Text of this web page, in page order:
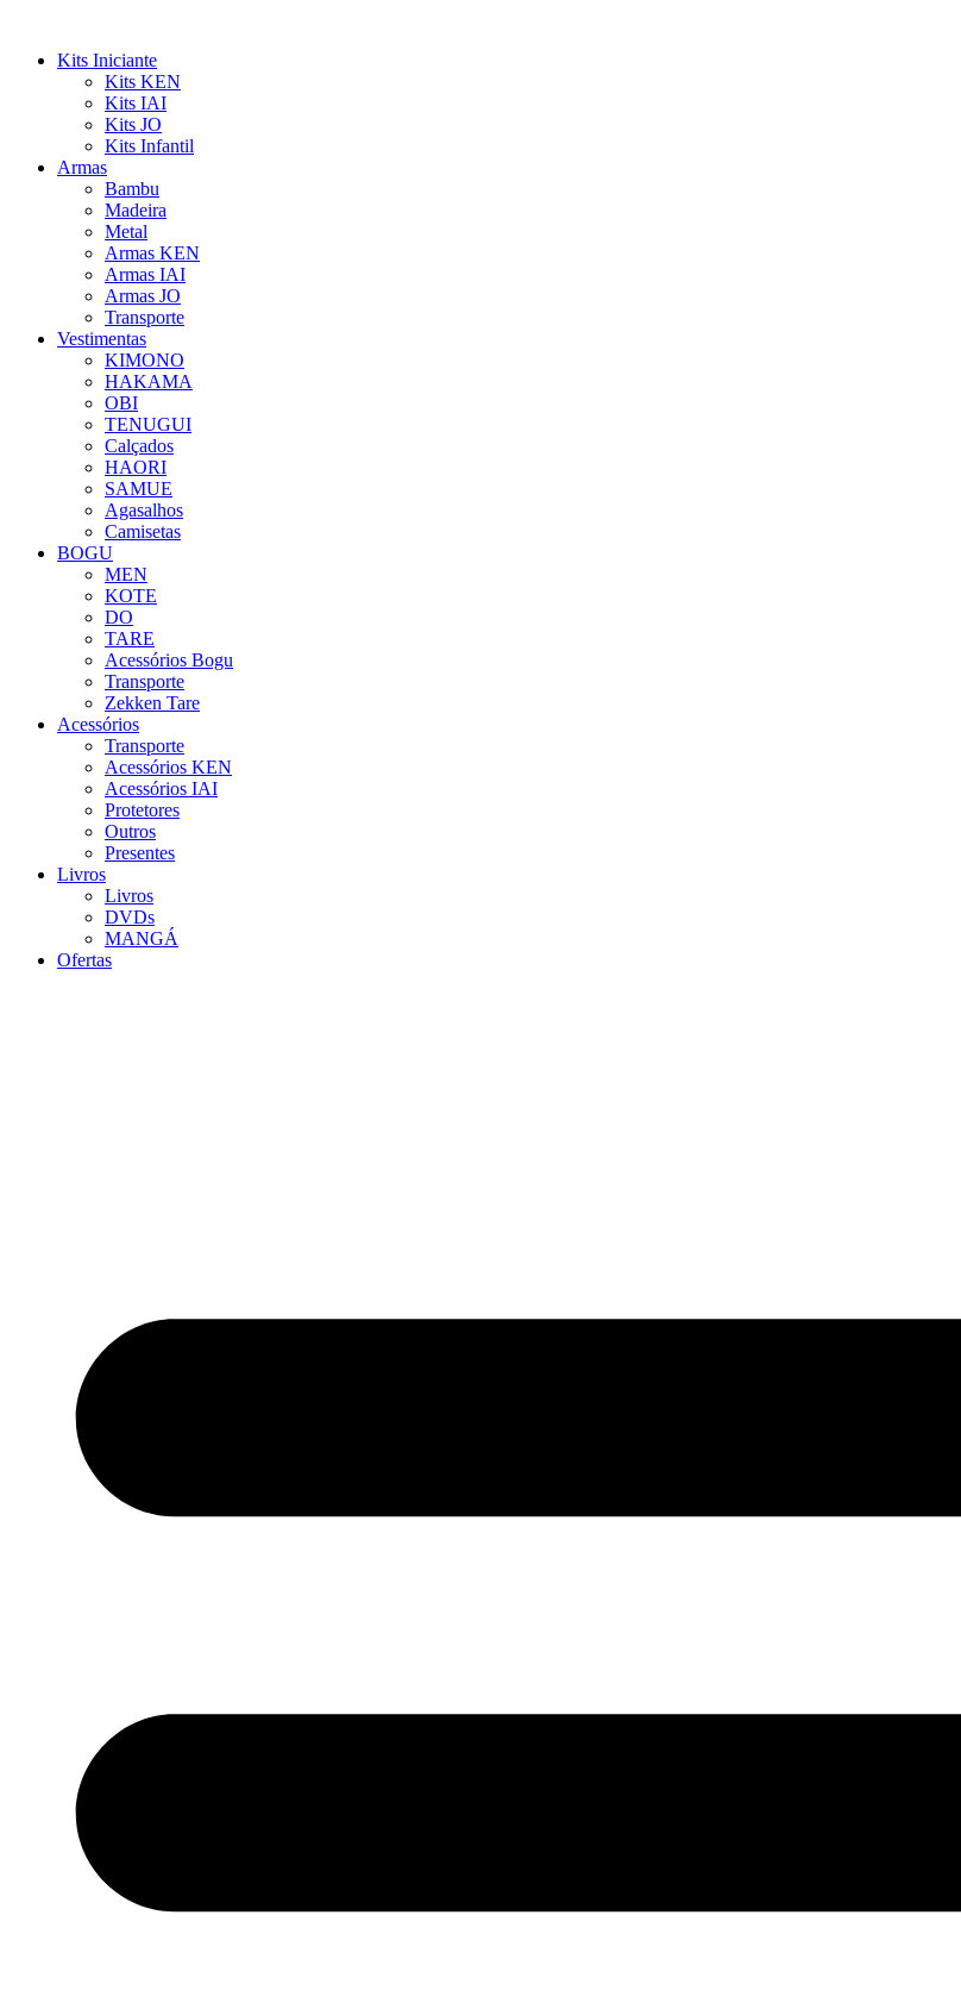
Kits Iniciante
Kits KEN
Kits IAI
Kits JO
Kits Infantil
Armas
Bambu
Madeira
Metal
Armas KEN
Armas IAI
Armas JO
Transporte
Vestimentas
KIMONO
HAKAMA
OBI
TENUGUI
Calçados
HAORI
SAMUE
Agasalhos
Camisetas
BOGU
MEN
KOTE
DO
TARE
Acessórios Bogu
Transporte
Zekken Tare
Acessórios
Transporte
Acessórios KEN
Acessórios IAI
Protetores
Outros
Presentes
Livros
Livros
DVDs
MANGÁ
Ofertas